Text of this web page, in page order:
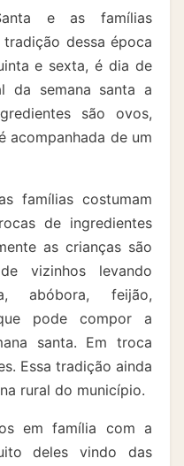
e as famílias
dessa época
e sexta, é dia de
da semana santa a
são ovos,
acompanhada de um
famílias costumam
de ingredientes
as crianças são
vizinhos levando
abóbora, feijão,
pode compor a
santa. Em troca
Essa tradição ainda
rural do município.
em família com a
deles vindo das